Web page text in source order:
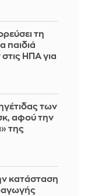
τη
παιδιά
ΗΠΑ για
των
αφού την
της
κατάσταση